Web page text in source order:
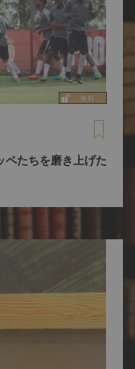
ペたちを磨き上げた